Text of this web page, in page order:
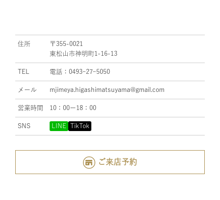
住所
〒355-0021
東松山市神明町1-16-13
TEL 電話：0493ｰ27ｰ5050
メール mjimeya.higashimatsuyama@gmail.com
営業時間 10：00ー18：00
SNS LINE TikTok
ご来店予約